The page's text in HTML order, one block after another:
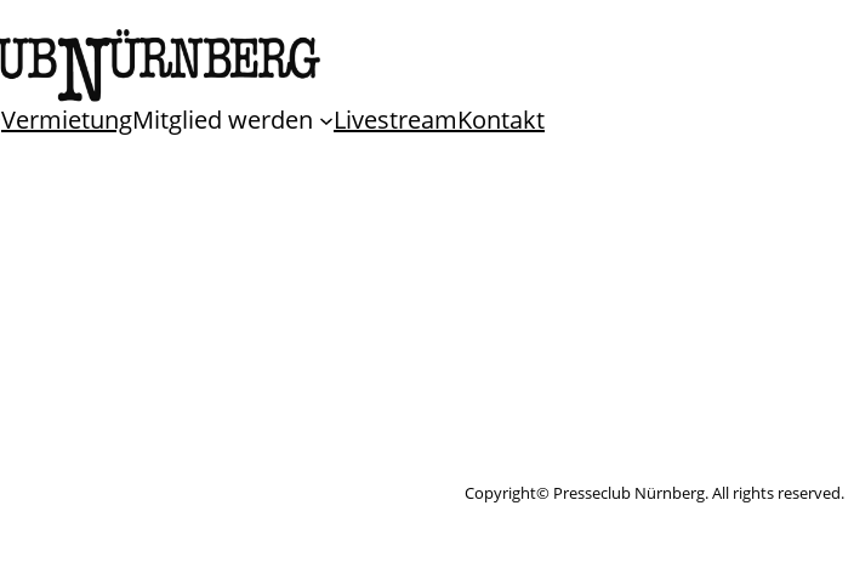
VermietungMitglied werden LivestreamKontakt
Copyright© Presseclub Nürnberg. All rights reserved.